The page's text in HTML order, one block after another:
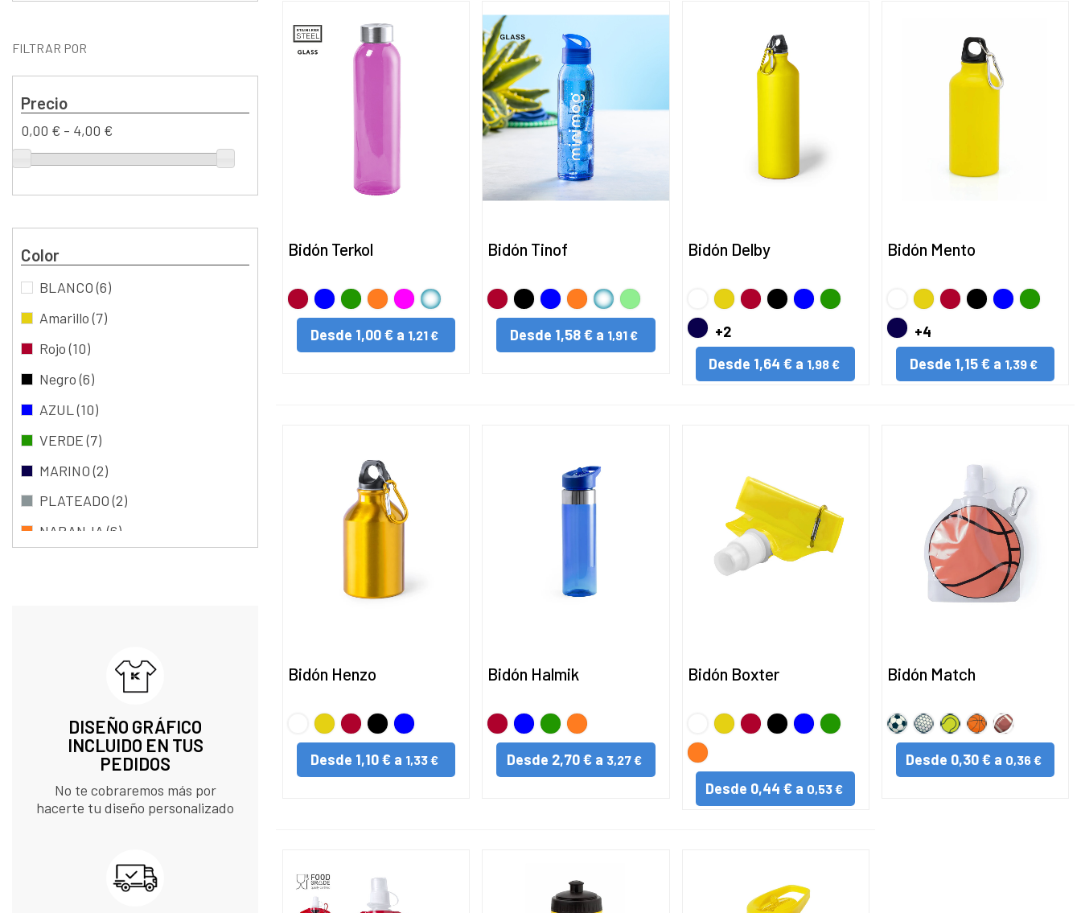
FILTRAR POR
Precio
0,00 € - 4,00 €
Color
BLANCO(6)
Amarillo(7)
Rojo(10)
Negro(6)
AZUL(10)
VERDE(7)
MARINO(2)
PLATEADO(2)
NARANJA (6)
TENIS(1)
BALONCESTO(1)
RUGBY (1)
DISEÑO GRÁFICO
INCLUIDO EN TUS
PEDIDOS​
No te cobraremos más por
hacerte tu diseño personalizado
Bidón Terkol
Rojo AZULVERDENARANJA
FUCSIATRANSPARENTE
Desde 1,00 € a 1,21 €
Bidón Tinof
RojoNegroAZULNARANJA
TRANSPARENTE
VERDE
CLARO
Desde 1,58 € a 1,91 €
Bidón Delby
BLANCO
Amarillo
Rojo NegroAZULVERDE
MARINO
+2
Desde 1,64 € a 1,98 €
Bidón Mento
BLANCO
Amarillo
Rojo NegroAZULVERDE
MARINO
+4
Desde 1,15 € a 1,39 €
Bidón Henzo
BLANCO
Amarillo
Rojo NegroAZUL
Desde 1,10 € a 1,33 €
Bidón Halmik
RojoAZULVERDENARANJA
Desde 2,70 € a 3,27 €
Bidón Boxter
BLANCO
Amarillo
Rojo NegroAZULVERDE
NARANJA
Desde 0,44 € a 0,53 €
Bidón Match
FUTBOL
GOLFTENISBALONCESTO
RUGBY
Desde 0,30 € a 0,36 €